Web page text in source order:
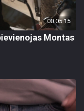
00:05:15
Montas